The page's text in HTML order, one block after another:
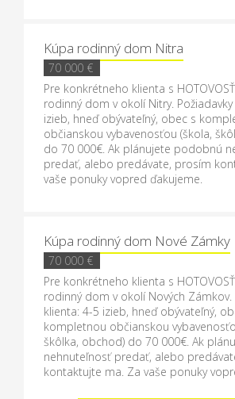
Kúpa rodinný dom Nitra
70 000 €
Pre konkrétneho klienta s
rodinný dom v okolí Nitry.
izieb, hneď obývateľný, obec s
občianskou vybavenosťou (škola,
do 70 000€. Ak plánujete podobnú
predať, alebo predávate, prosím
vaše ponuky vopred ďakujeme.
Kúpa rodinný dom Nové Zámky
70 000 €
Pre konkrétneho klienta s
rodinný dom v okolí Nových Zámkov.
klienta: 4-5 izieb, hneď obývateľný,
kompletnou občianskou
škôlka, obchod) do 70 000€. Ak
nehnuteľnosť predať, alebo
kontaktujte ma. Za vaše ponuky